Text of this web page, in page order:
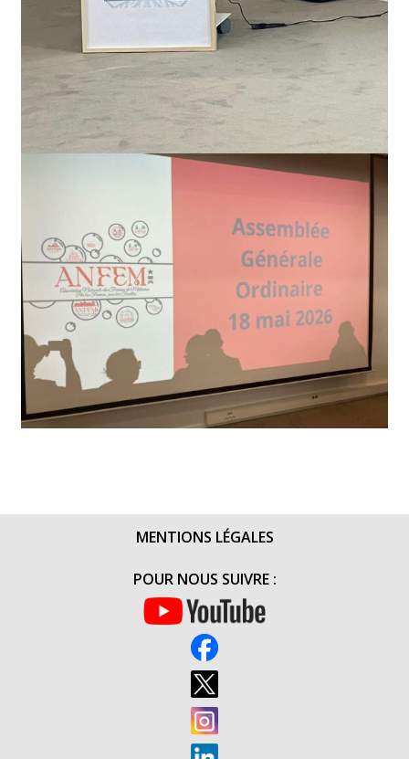
MENTIONS LÉGALES
POUR NOUS SUIVRE :